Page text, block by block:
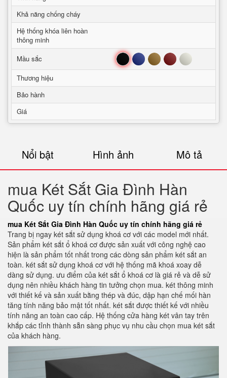
Khả năng chống cháy
Hệ thống khóa liên hoàn
thông minh
Mầu sắc
Đen Xanh Nâu Đỏ Trắng
Thương hiệu
Bảo hành
Giá
Nổi bật Hình ảnh Mô tả
mua Két Sắt Gia Đình Hàn
Quốc uy tín chính hãng giá rẻ
mua Két Sắt Gia Đình Hàn Quốc uy tín chính hãng giá rẻ
Trang bị ngay két sắt sử dụng khoá cơ với các model mới nhất.
Sản phẩm két sắt ổ khoá cơ được sản xuất với công nghệ cao
hiện là sản phẩm tốt nhất trong các dòng sản phẩm két sắt an
toàn. két sắt sử dụng khoá cơ với hệ thống mã khoá xoay dễ
dàng sử dụng. ưu điểm của két sắt ổ khoá cơ là giá rẻ và dễ sử
dụng nên nhiều khách hàng tin tưởng chọn mua. két thông minh
với thiết kế và sản xuất bằng thép và đúc, dập hạn chế mối hàn
tăng tính năng bảo mật tốt nhất. két sắt được thiết kế với nhiều
tính năng an toàn cao cấp. Hệ thống cửa hàng két vân tay trên
khắp các tỉnh thành sẵn sàng phục vụ nhu cầu chọn mua két sắt
của khách hàng.